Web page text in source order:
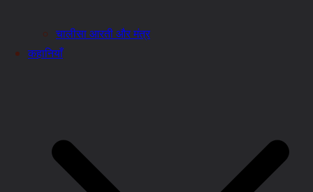
चालीसा आरती और मंत्र
कहानियाँ